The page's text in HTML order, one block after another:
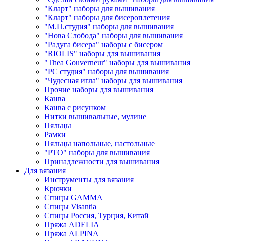
"Кларт" наборы для вышивания
"Кларт" наборы для бисероплетения
"М.П.студия" наборы для вышивания
"Нова Слобода" наборы для вышивания
"Радуга бисера" наборы с бисером
"RIOLIS" наборы для вышивания
"Thea Gouverneur" наборы для вышивания
"РС студия" наборы для вышивания
"Чудесная игла" наборы для вышивания
Прочие наборы для вышивания
Канва
Канва с рисунком
Нитки вышивальные, мулине
Пяльцы
Рамки
Пяльцы напольные, настольные
"РТО" наборы для вышивания
Принадлежности для вышивания
Для вязания
Инструменты для вязания
Крючки
Спицы GAMMA
Спицы Visantia
Спицы Россия, Турция, Китай
Пряжа ADELIA
Пряжа ALPINA